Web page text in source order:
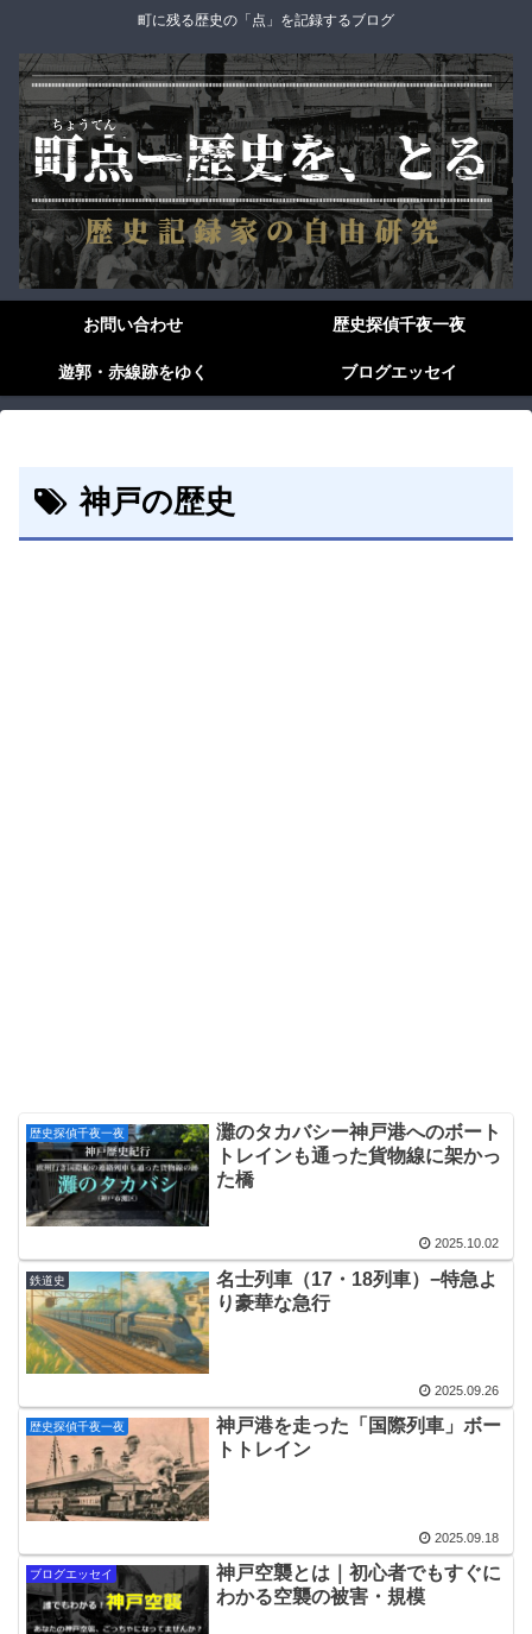
町に残る歴史の「点」を記録するブログ
お問い合わせ 歴史探偵千夜一夜
遊郭・赤線跡をゆく ブログエッセイ
神戸の歴史
歴史探偵千夜一夜
灘のタカバシー神戸港へのボート
トレインも通った貨物線に架かっ
た橋
2025.10.02
鉄道史
名士列車（17・18列車）−特急よ
り豪華な急行
2025.09.26
歴史探偵千夜一夜
神戸港を走った「国際列車」ボー
トトレイン
2025.09.18
ブログエッセイ
神戸空襲とは｜初心者でもすぐに
わかる空襲の被害・規模